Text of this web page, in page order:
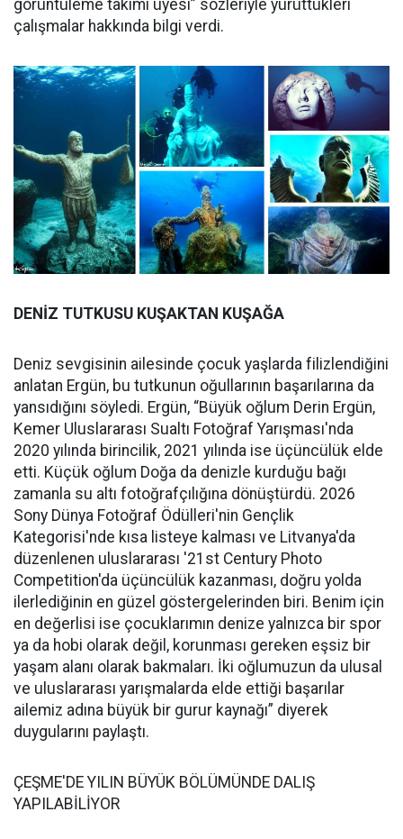
görüntüleme takımı üyesi” sözleriyle yürüttükleri
çalışmalar hakkında bilgi verdi.
DENİZ TUTKUSU KUŞAKTAN KUŞAĞA
Deniz sevgisinin ailesinde çocuk yaşlarda filizlendiğini
anlatan Ergün, bu tutkunun oğullarının başarılarına da
yansıdığını söyledi. Ergün, “Büyük oğlum Derin Ergün,
Kemer Uluslararası Sualtı Fotoğraf Yarışması'nda
2020 yılında birincilik, 2021 yılında ise üçüncülük elde
etti. Küçük oğlum Doğa da denizle kurduğu bağı
zamanla su altı fotoğrafçılığına dönüştürdü. 2026
Sony Dünya Fotoğraf Ödülleri'nin Gençlik
Kategorisi'nde kısa listeye kalması ve Litvanya'da
düzenlenen uluslararası '21st Century Photo
Competition'da üçüncülük kazanması, doğru yolda
ilerlediğinin en güzel göstergelerinden biri. Benim için
en değerlisi ise çocuklarımın denize yalnızca bir spor
ya da hobi olarak değil, korunması gereken eşsiz bir
yaşam alanı olarak bakmaları. İki oğlumuzun da ulusal
ve uluslararası yarışmalarda elde ettiği başarılar
ailemiz adına büyük bir gurur kaynağı” diyerek
duygularını paylaştı.
ÇEŞME'DE YILIN BÜYÜK BÖLÜMÜNDE DALIŞ
YAPILABİLİYOR